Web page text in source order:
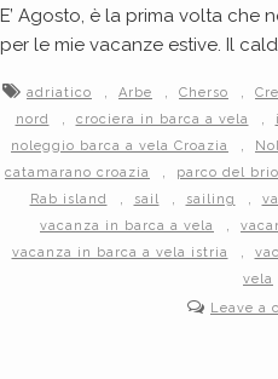
E’ Agosto, è la prima volta
per le mie vacanze estive. Il
adriatico , Arbe , Cherso ,
nord
, crociera in barca a vela ,
noleggio barca a vela Croazia ,
catamarano croazia
, parco del
Rab island , sail , sailing ,
vacanza in barca a vela ,
vacanza in barca a vela istria ,
vela
Leave a